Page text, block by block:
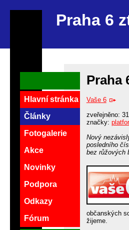
Praha 6
Praha
Vaše 6
zveřejněno:
značky:
Nový
posledního
bez růžových
občanských
žijeme.
Hlavní stránka
Články
Fotogalerie
Akce
Novinky
Podpora
Odkazy
Fórum